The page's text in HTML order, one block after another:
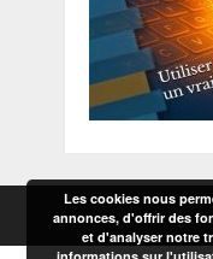
Les cookies nous
annonces, d'offrir des
et d'analyser notre